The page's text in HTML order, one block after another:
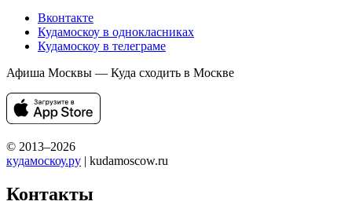
Вконтакте
Кудамоскоу в однокласниках
Кудамоскоу в телеграме
Афиша Москвы — Куда сходить в Москве
© 2013–2026
кудамоскоу.ру | kudamoscow.ru
Контакты